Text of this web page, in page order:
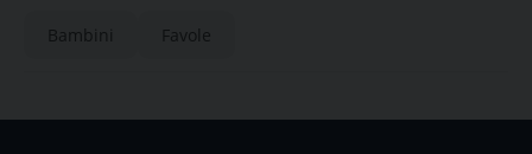
Bambini Favole